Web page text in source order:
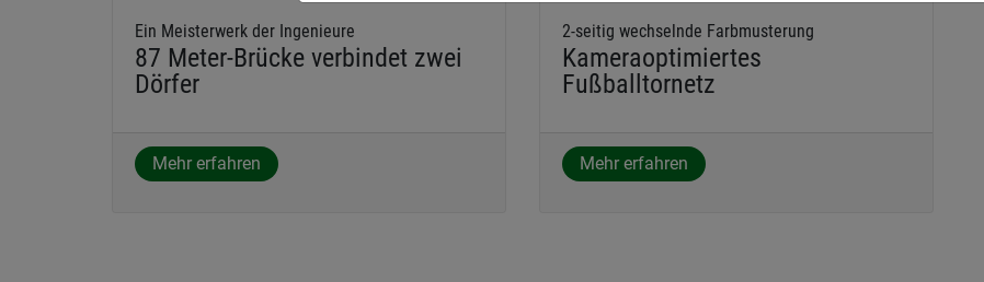
Ein Meisterwerk der Ingenieure
87 Meter-Brücke verbindet zwei
Dörfer
Mehr erfahren
2-seitig wechselnde Farbmusterung
Kameraoptimiertes
Fußballtornetz
Mehr erfahren